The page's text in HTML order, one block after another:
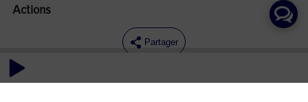
Actions
Partager
Commentaires